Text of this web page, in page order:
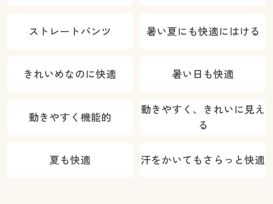
ストレートパンツ 暑い夏にも快適にはける
きれいめなのに快適 暑い日も快適
動きやすく機能的
動きやすく、きれいに見え
る
夏も快適 汗をかいてもさらっと快適